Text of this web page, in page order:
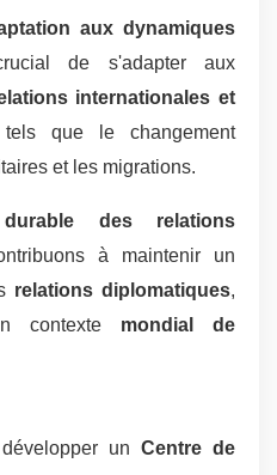
aux dynamiques
de s'adapter aux
internationales et
tels que le changement
et les migrations.
des relations
à maintenir un
relations diplomatiques,
contexte mondial de
un Centre de